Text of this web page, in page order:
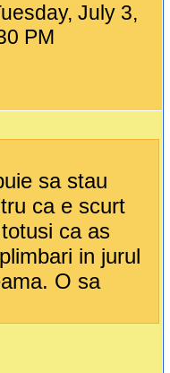
July 3,
PM
sa stau
ca e scurt
ca as
in jurul
O sa